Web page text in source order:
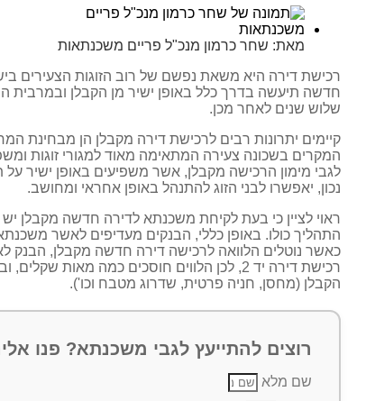
מאת: שחר כרמון מנכ"ל פריים משכנתאות
רכישת דירה היא משאת נפשם של רוב הזוגות הצעירים
חדשה תיעשה בדרך כלל באופן ישיר מן הקבלן
שלוש שנים לאחר מכן.
קיימים יתרונות רבים לרכישת דירה מקבלן הן מבחינת
המקרים בשכונה צעירה המתאימה מאוד למגורי זוגות
לגבי מימון הרכישה מקבלן, אשר משפיעים באופן ישיר
נכון, יאפשרו לבני הזוג להתנהל באופן אחראי ומחושב.
ראוי לציין כי בעת לקיחת משכנתא לדירה חדשה מקבלן
התהליך כולו. באופן כללי, הבנקים מעדיפים לאשר
כאשר נוטלים הלוואה לרכישה דירה חדשה מקבלן, הבנק
רכישת דירה יד 2, לכן הלווים חוסכים כמה
הקבלן (מחסן, חניה פרטית, שדרוג מטבח וכו').
רוצים להתייעץ לגבי משכנתא? פנו
שם מלא